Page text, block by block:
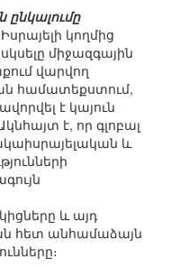
Իսրայելի կողմից
միջազգային
վարվող
համատեքստում,
է կայուն
է, որ գլոբալ
և
և այդ
հետ անհամաձայն